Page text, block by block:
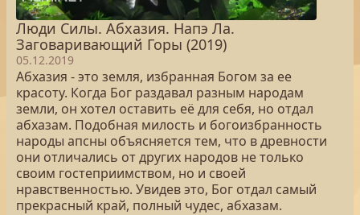
Люди Силы. Абхазия. Напэ Ла.
Заговаривающий Горы (2019)
05.12.2019
Абхазия - это земля, избранная Богом за ее
красоту. Когда Бог раздавал разным народам
земли, он хотел оставить её для себя, но отдал
абхазам. Подобная милость и богоизбранность
народы апсны объясняется тем, что в древности
они отличались от других народов не только
своим гостеприимством, но и своей
нравственностью. Увидев это, Бог отдал самый
прекрасный край, полный чудес, абхазам.